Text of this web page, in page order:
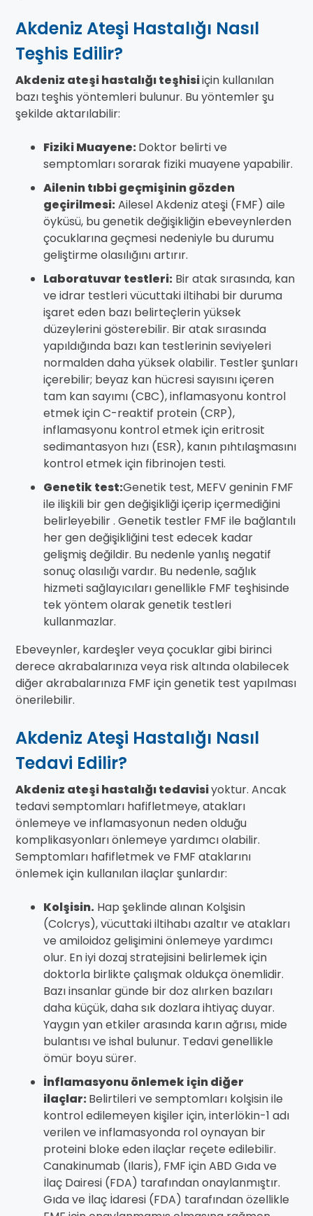
Akdeniz Ateşi Hastalığı Nasıl
Teşhis Edilir?
Akdeniz ateşi hastalığı teşhisiiçin kullanılan
bazı teşhis yöntemleri bulunur. Bu yöntemler şu
şekilde aktarılabilir:
Fiziki Muayene:Doktor belirti ve
semptomları sorarak fiziki muayene yapabilir.
Ailenin tıbbi geçmişinin gözden
geçirilmesi:Ailesel Akdeniz ateşi (FMF) aile
öyküsü, bu genetik değişikliğin ebeveynlerden
çocuklarına geçmesi nedeniyle bu durumu
geliştirme olasılığını artırır.
Laboratuvar testleri: Bir atak sırasında, kan
ve idrar testleri vücuttaki iltihabi bir duruma
işaret eden bazı belirteçlerin yüksek
düzeylerini gösterebilir. Bir atak sırasında
yapıldığında bazı kan testlerinin seviyeleri
normalden daha yüksek olabilir. Testler şunları
içerebilir; beyaz kan hücresi sayısını içeren
tam kan sayımı (CBC), inflamasyonu kontrol
etmek için C-reaktif protein (CRP),
inflamasyonu kontrol etmek için eritrosit
sedimantasyon hızı (ESR), kanın pıhtılaşmasını
kontrol etmek için fibrinojen testi.
Genetik test:Genetik test, MEFV geninin FMF
ile ilişkili bir gen değişikliği içerip içermediğini
belirleyebilir . Genetik testler FMF ile bağlantılı
her gen değişikliğini test edecek kadar
gelişmiş değildir. Bu nedenle yanlış negatif
sonuç olasılığı vardır. Bu nedenle, sağlık
hizmeti sağlayıcıları genellikle FMF teşhisinde
tek yöntem olarak genetik testleri
kullanmazlar.
Ebeveynler, kardeşler veya çocuklar gibi birinci
derece akrabalarınıza veya risk altında olabilecek
diğer akrabalarınıza FMF için genetik test yapılması
önerilebilir.
Akdeniz Ateşi Hastalığı Nasıl
Tedavi Edilir?
Akdeniz ateşi hastalığı tedavisiyoktur. Ancak
tedavi semptomları hafifletmeye, atakları
önlemeye ve inflamasyonun neden olduğu
komplikasyonları önlemeye yardımcı olabilir.
Semptomları hafifletmek ve FMF ataklarını
önlemek için kullanılan ilaçlar şunlardır:
Kolşisin. Hap şeklinde alınan Kolşisin
(Colcrys), vücuttaki iltihabı azaltır ve atakları
ve amiloidoz gelişimini önlemeye yardımcı
olur. En iyi dozaj stratejisini belirlemek için
doktorla birlikte çalışmak oldukça önemlidir.
Bazı insanlar günde bir doz alırken bazıları
daha küçük, daha sık dozlara ihtiyaç duyar.
Yaygın yan etkiler arasında karın ağrısı, mide
bulantısı ve ishal bulunur. Tedavi genellikle
ömür boyu sürer.
İnflamasyonu önlemek için diğer
ilaçlar:Belirtileri ve semptomları kolşisin ile
kontrol edilemeyen kişiler için, interlökin-1 adı
verilen ve inflamasyonda rol oynayan bir
proteini bloke eden ilaçlar reçete edilebilir.
Canakinumab (Ilaris), FMF için ABD Gıda ve
İlaç Dairesi (FDA) tarafından onaylanmıştır.
Gıda ve İlaç İdaresi (FDA) tarafından özellikle